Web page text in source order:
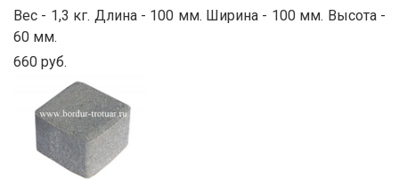
Вес - 1,3 кг. Длина - 100 мм. Ширина - 100 мм. Высота -
60 мм.
660 руб.